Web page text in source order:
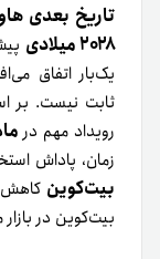
تاریخ بعدی
۲۰۲۸ میلادی
یک‌بار اتفاق
ثابت نیست. بر
رویداد مهم در
زمان، پاداش
بیت‌کوین کاهش
بیت‌کوین در